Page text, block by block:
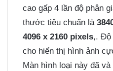
cao gấp 4 lần độ phân
thước tiêu chuẩn là
4096 x 2160 pixels,. Độ
cho hiển thị hình ảnh
Màn hình loại này đã